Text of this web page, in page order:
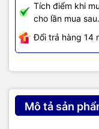
Tích điểm khi
cho lần mua sau.
Đổi trả hàng 14
Mô tả sản